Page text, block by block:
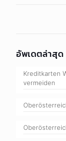
อัพเดตล่าสุด
Kreditkarten
vermeiden